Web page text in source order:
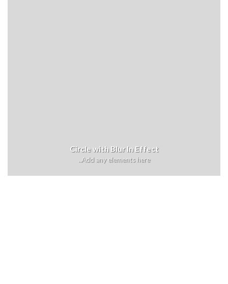
Circle with Blur In Effect
Add any elements here..